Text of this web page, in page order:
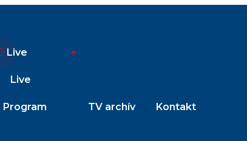
Live
Live
Program TV archív Kontakt